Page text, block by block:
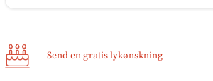
Send en gratis lykønskning